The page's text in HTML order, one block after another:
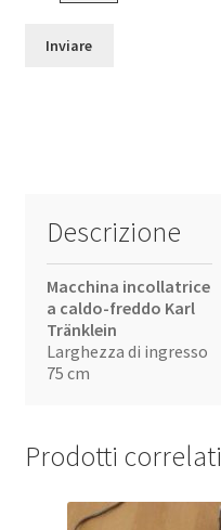
Descrizione
Macchina incollatrice
a caldo-freddo Karl
Tränklein
Larghezza di ingresso
75 cm
Prodotti correlati